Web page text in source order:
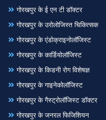
गोरखपुर के ई एन टी डॉक्टर
गोरखपुर के उरोलोजिस्त चिकित्सक
गोरखपुर के एंडोक्राइनोलॉजिस्ट
गोरखपुर के कार्डियोलॉजिस्ट
गोरखपुर के किडनी रोग विशेषज्ञ
गोरखपुर के गाइनेकोलॉजिस्ट
गोरखपुर के गैस्ट्रोलॉजिस्ट डॉक्टर
गोरखपुर के जनरल फिजिशियन